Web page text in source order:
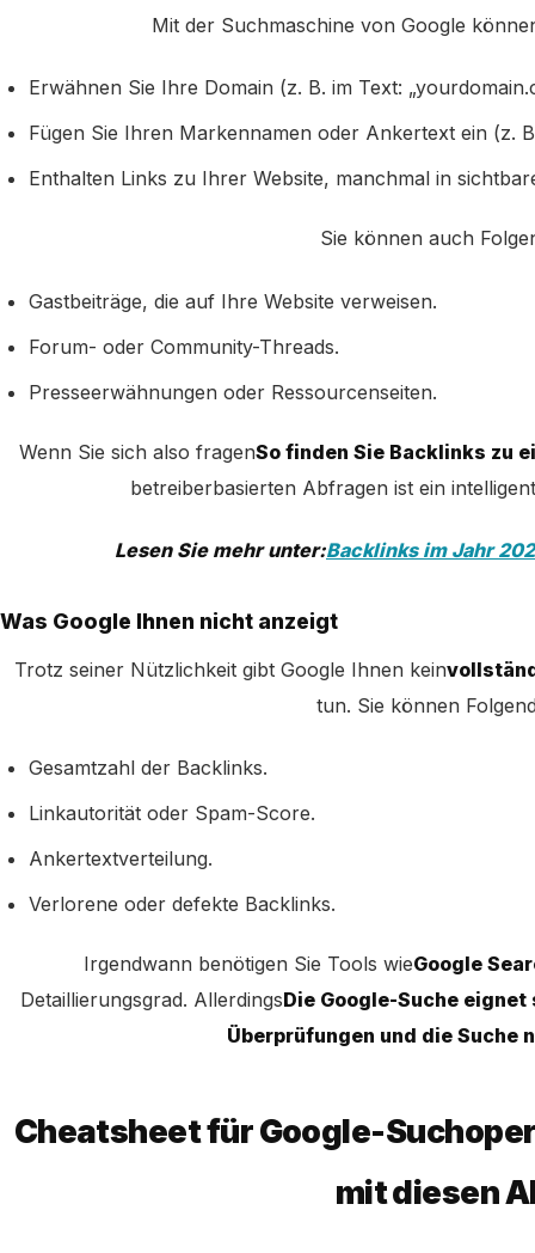
Mit der Suchmaschine von Google
Erwähnen Sie Ihre Domain (z. B. im Text:
Fügen Sie Ihren Markennamen oder Ankertext ein (z.
Enthalten Links zu Ihrer Website, manchmal in
Sie können auch
Gastbeiträge, die auf Ihre Website verweisen.
Forum- oder Community-Threads.
Presseerwähnungen oder Ressourcenseiten.
Wenn Sie sich also fragenSo finden Sie Backlinks zu
betreiberbasierten Abfragen ist ein
Lesen Sie mehr unter:Backlinks im Jahr
Was Google Ihnen nicht anzeigt
Trotz seiner Nützlichkeit gibt Google Ihnen kein
tun. Sie können
Gesamtzahl der Backlinks.
Linkautorität oder Spam-Score.
Ankertextverteilung.
Verlorene oder defekte Backlinks.
Irgendwann benötigen Sie Tools wieGoogle
Detaillierungsgrad. AllerdingsDie Google-Suche
Überprüfungen und die Suche
Cheatsheet für Google-
mit diesen